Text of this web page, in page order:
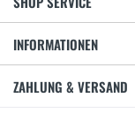
INFORMATIONEN
ZAHLUNG & VERSAND